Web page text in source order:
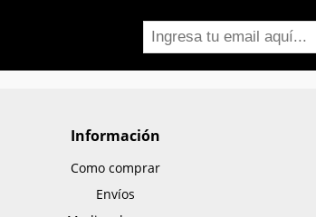
Información
Como comprar
Envíos